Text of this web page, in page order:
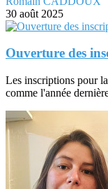
30 août 2025
Ouverture des
Les inscriptions pour
comme l'année